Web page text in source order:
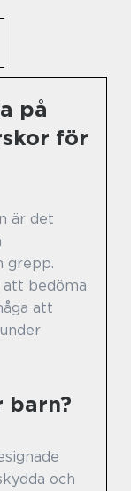
på
för
är det
grepp.
att bedöma
att
barn?
och